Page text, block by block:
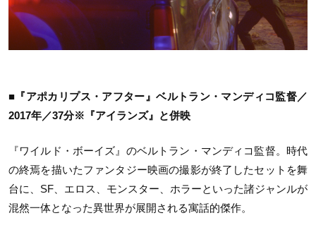
■『アポカリプス・アフター』ベルトラン・マンディコ監督／
2017年／37分※『アイランズ』と併映
『ワイルド・ボーイズ』のベルトラン・マンディコ監督。時代
の終焉を描いたファンタジー映画の撮影が終了したセットを舞
台に、SF、エロス、モンスター、ホラーといった諸ジャンルが
混然一体となった異世界が展開される寓話的傑作。